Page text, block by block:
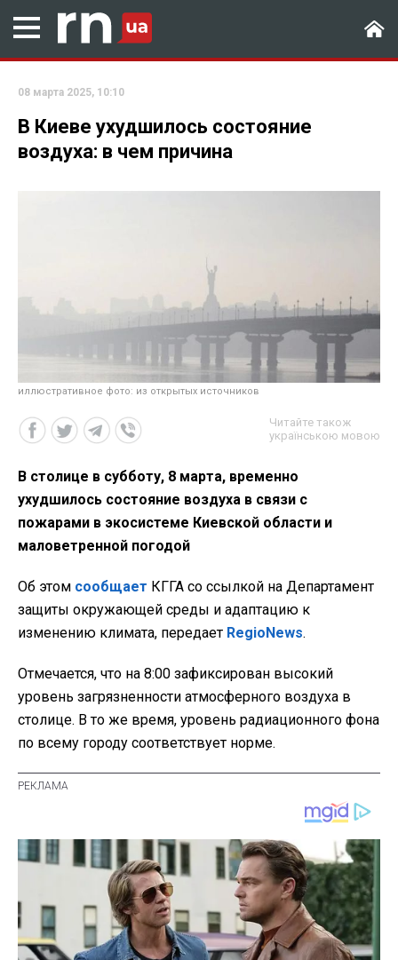
08 марта 2025, 10:10
В Киеве ухудшилось состояние
воздуха: в чем причина
иллюстративное фото: из открытых источников
Читайте також
українською мовою
В столице в субботу, 8 марта, временно
ухудшилось состояние воздуха в связи с
пожарами в экосистеме Киевской области и
маловетренной погодой
Об этом сообщает КГГА со ссылкой на Департамент
защиты окружающей среды и адаптацию к
изменению климата, передает RegioNews.
Отмечается, что на 8:00 зафиксирован высокий
уровень загрязненности атмосферного воздуха в
столице. В то же время, уровень радиационного фона
по всему городу соответствует норме.